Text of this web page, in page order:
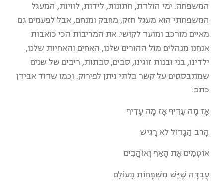
המשפחה. ימי הולדת, חתונות, לידות, לוויות, המעגל
המשפחתי הוא מעגל חזק, מחבק ומנחם, אבל לפעמים גם
מאיים מורכב ומועד לקושי. את המריבות הכי כואבות
אנחנו מנהלים מול ההורים שלנו, האחים והאחיות שלנו,
ילדינו, בני ובנות זוגינו, סבים, סבתות, ריבים של שנים
שמתבססים על קשר בלתי ניתן לפירוק. וכמו שדוד אבידן
כתב:
אָז מֶה עָדִיף אָז מֶה עָדִיף
הָרֹב הַגָּדוֹל לֹא רָגִישׁ
אוֹטְמִים אֶת הָאַף וְאוֹהֲבִים
עֻבְדָּה שֶׁיֵּשׁ מִשְׁפָּחוֹת בָּעוֹלָם